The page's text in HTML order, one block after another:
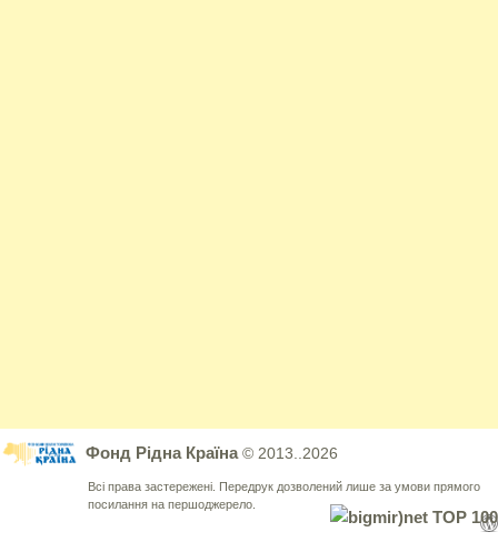
Фонд Рідна Країна© 2013..2026
Всі права застережені. Передрук дозволений лише за умови прямого
посилання на першоджерело.